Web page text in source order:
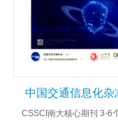
中国交通信息化杂
CSSCI南大核心期刊 3-6